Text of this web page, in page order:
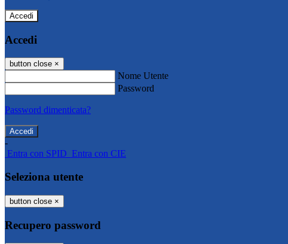
Accedi
Accedi
button close ×
Nome Utente
Password
Password dimenticata?
-
Entra con SPID Entra con CIE
Seleziona utente
button close ×
Recupero password